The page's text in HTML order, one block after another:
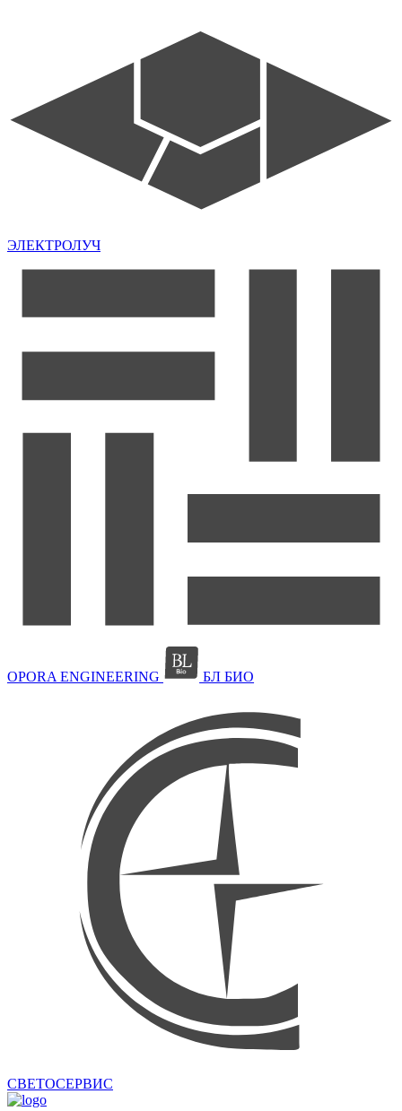
ЭЛЕКТРОЛУЧ
OPORA ENGINEERING БЛ БИО
СВЕТОСЕРВИС